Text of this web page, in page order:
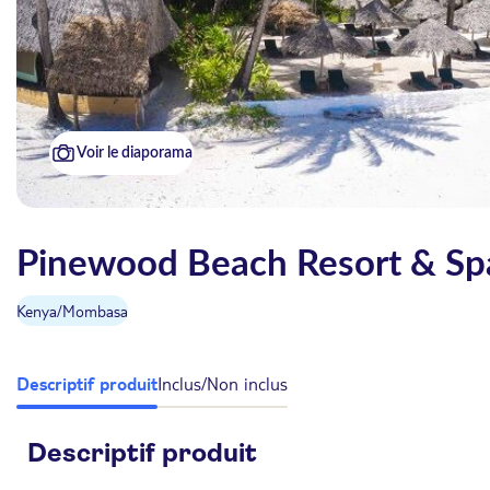
Voir le diaporama
Pinewood Beach Resort &
Kenya/Mombasa
Descriptif produitInclus/Non inclus
Descriptif produit